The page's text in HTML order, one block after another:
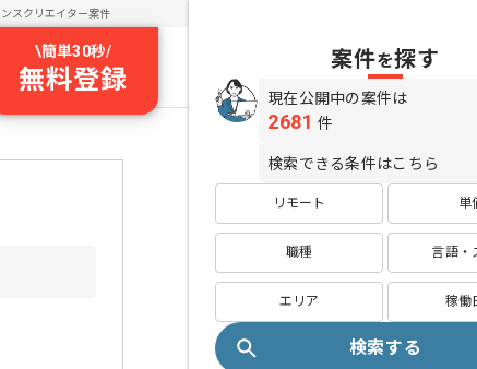
スクリエイター案件
\簡単30秒/
無料登録
案件を探す
現在公開中の案件は
2681 件
検索できる条件はこちら
リモート 単
職種 言語・
エリア 稼働
検索する